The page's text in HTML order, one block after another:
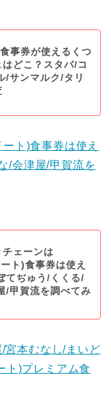
事券が使えるくつ
どこ？スタバ/コ
/サンマルク/タリ
ト)食事券は使え
/会津屋/甲賀流を
チェーンは
ト)食事券は使え
てぢゅう/くくる/
/甲賀流を調べてみ
宮本むなし/まいど
ト)プレミアム食